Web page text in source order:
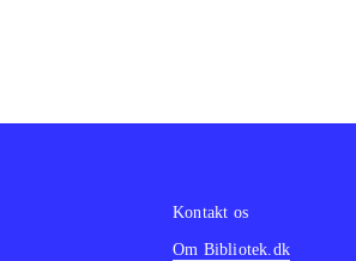
Kontakt os
Om Bibliotek.dk